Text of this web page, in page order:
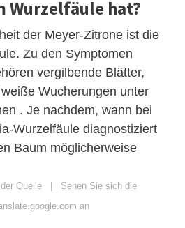
Wurzelfäule hat?
der Meyer-Zitrone ist die
Zu den Symptomen
vergilbende Blätter,
Wucherungen unter
. Je nachdem, wann bei
Wurzelfäule diagnostiziert
Baum möglicherweise
Quelle | Sehen Sie sich die
an